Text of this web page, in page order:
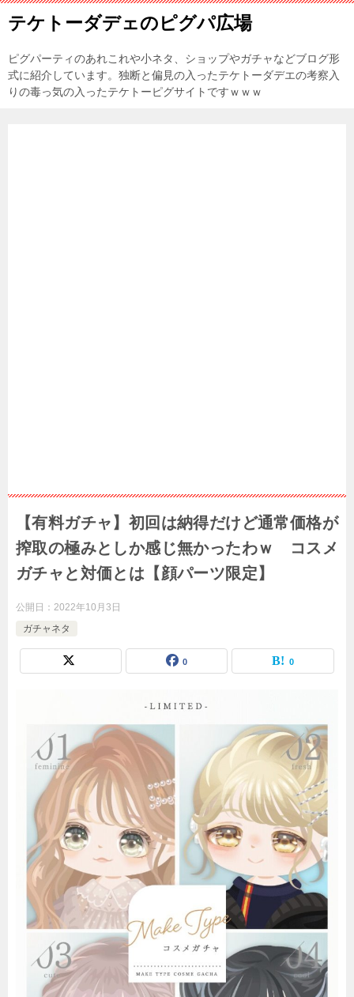
テケトーダデェのピグパ広場
ピグパーティのあれこれや小ネタ、ショップやガチャなどブログ形
式に紹介しています。独断と偏見の入ったテケトーダデエの考察入
りの毒っ気の入ったテケトーピグサイトですｗｗｗ
【有料ガチャ】初回は納得だけど通常価格が
搾取の極みとしか感じ無かったわｗ コスメ
ガチャと対価とは【顔パーツ限定】
公開日： 2022年10月3日
ガチャネタ
0 0